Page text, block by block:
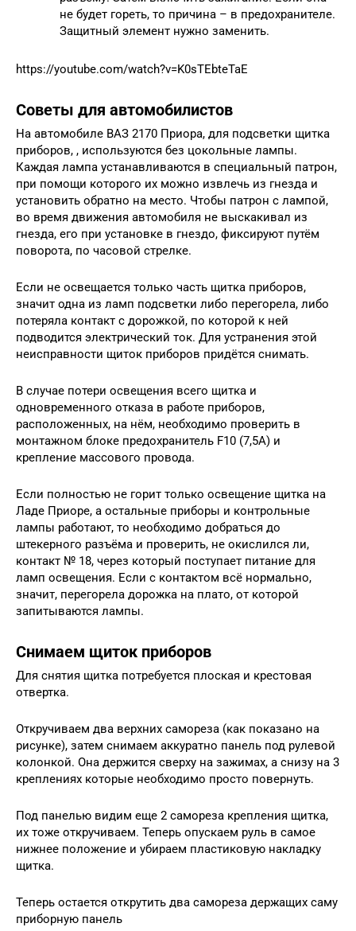
не будет гореть, то причина – в предохранителе.
Защитный элемент нужно заменить.
https://youtube.com/watch?v=K0sTEbteTaE
Советы для автомобилистов
На автомобиле ВАЗ 2170 Приора, для подсветки щитка
приборов, , используются без цокольные лампы.
Каждая лампа устанавливаются в специальный патрон,
при помощи которого их можно извлечь из гнезда и
установить обратно на место. Чтобы патрон с лампой,
во время движения автомобиля не выскакивал из
гнезда, его при установке в гнездо, фиксируют путём
поворота, по часовой стрелке.
Если не освещается только часть щитка приборов,
значит одна из ламп подсветки либо перегорела, либо
потеряла контакт с дорожкой, по которой к ней
подводится электрический ток. Для устранения этой
неисправности щиток приборов придётся снимать.
В случае потери освещения всего щитка и
одновременного отказа в работе приборов,
расположенных, на нём, необходимо проверить в
монтажном блоке предохранитель F10 (7,5А) и
крепление массового провода.
Если полностью не горит только освещение щитка на
Ладе Приоре, а остальные приборы и контрольные
лампы работают, то необходимо добраться до
штекерного разъёма и проверить, не окислился ли,
контакт № 18, через который поступает питание для
ламп освещения. Если с контактом всё нормально,
значит, перегорела дорожка на плато, от которой
запитываются лампы.
Снимаем щиток приборов
Для снятия щитка потребуется плоская и крестовая
отвертка.
Откручиваем два верхних самореза (как показано на
рисунке), затем снимаем аккуратно панель под рулевой
колонкой. Она держится сверху на зажимах, а снизу на 3
креплениях которые необходимо просто повернуть.
Под панелью видим еще 2 самореза крепления щитка,
их тоже откручиваем. Теперь опускаем руль в самое
нижнее положение и убираем пластиковую накладку
щитка.
Теперь остается открутить два самореза держащих саму
приборную панель